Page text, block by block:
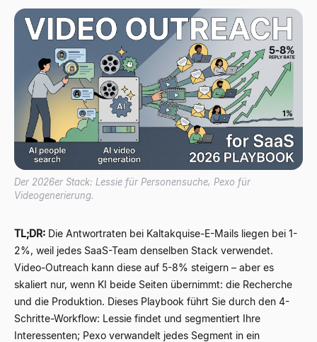
Der 2026er Stack: Lessie für Personensuche, Pexo für
Videogenerierung.
TL;DR: Die Antwortraten bei Kaltakquise-E-Mails liegen bei 1-
2%, weil jedes SaaS-Team denselben Stack verwendet.
Video-Outreach kann diese auf 5-8% steigern – aber es
skaliert nur, wenn KI beide Seiten übernimmt: die Recherche
und die Produktion. Dieses Playbook führt Sie durch den 4-
Schritte-Workflow: Lessie findet und segmentiert Ihre
Interessenten; Pexo verwandelt jedes Segment in ein